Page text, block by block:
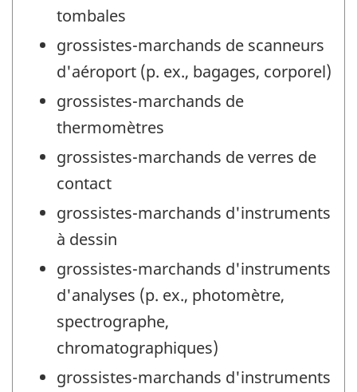
tombales
grossistes-marchands de scanneurs
d'aéroport (p. ex., bagages, corporel)
grossistes-marchands de
thermomètres
grossistes-marchands de verres de
contact
grossistes-marchands d'instruments
à dessin
grossistes-marchands d'instruments
d'analyses (p. ex., photomètre,
spectrographe,
chromatographiques)
grossistes-marchands d'instruments